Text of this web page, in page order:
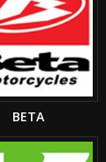
BETA